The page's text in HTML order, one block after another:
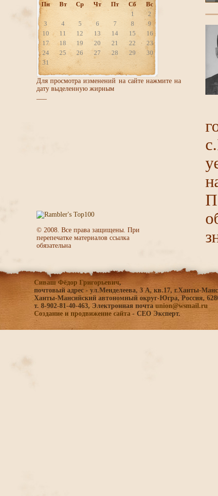
Пн
Вт Ср Чт Пт Сб
Вс
1
2
3
4 5 6 7 8
9
10
11 12 13 14 15
16
17
18 19 20 21 22
23
24
25 26 27 28 29
30
31
Для просмотра изменений на сайте нажмите на
дату выделенную жирным
© 2008. Все права защищены. При
перепечатке материалов ссылка
обязательна
Сиваш Фёдор Григорьевич,
почтовый адрес - ул.Менделеева, 3 A, кв.17, г.Ханты-
Ханты-Мансийский автономный округ-Югра, Россия,
т. 8-902-81-40-463, Электронная почта union@wsmail.ru
Создание и продвижение сайта - СЕО Эксперт.